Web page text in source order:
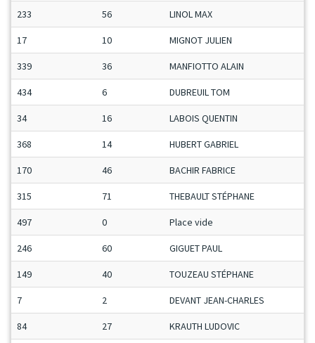
233 56 LINOL MAX
17 10 MIGNOT JULIEN
339 36 MANFIOTTO ALAIN
434 6 DUBREUIL TOM
34 16 LABOIS QUENTIN
368 14 HUBERT GABRIEL
170 46 BACHIR FABRICE
315 71 THEBAULT STÉPHANE
497 0 Place vide
246 60 GIGUET PAUL
149 40 TOUZEAU STÉPHANE
7 2 DEVANT JEAN-CHARLES
84 27 KRAUTH LUDOVIC